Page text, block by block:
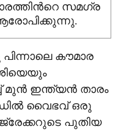
സമഗ്ര
കൗമാര
മുൻ ഇന്ത്യൻ താരം
വൈഭവ് ഒരു
പുതിയ